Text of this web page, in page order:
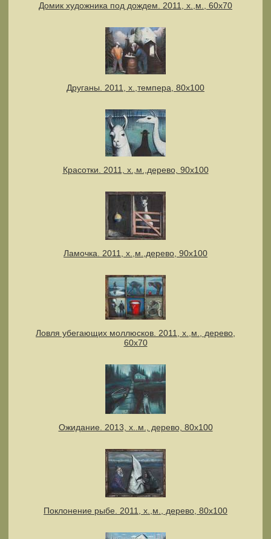
Домик художника под дождем. 2011, х.,м., 60х70
Друганы. 2011, х.,темпера, 80х100
Красотки. 2011, х.,м.,дерево, 90х100
Ламочка. 2011, х.,м.,дерево, 90х100
Ловля убегающих моллюсков. 2011, х.,м., дерево,
60х70
Ожидание. 2013, х..м., дерево, 80х100
Поклонение рыбе. 2011, х.,м., дерево, 80х100